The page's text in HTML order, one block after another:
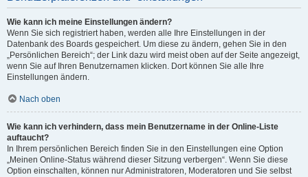
Wie kann ich meine Einstellungen ändern?
Wenn Sie sich registriert haben, werden alle Ihre Einstellungen in der
Datenbank des Boards gespeichert. Um diese zu ändern, gehen Sie in den
„Persönlichen Bereich“; der Link dazu wird meist oben auf der Seite angezeigt,
wenn Sie auf Ihren Benutzernamen klicken. Dort können Sie alle Ihre
Einstellungen ändern.
Nach oben
Wie kann ich verhindern, dass mein Benutzername in der Online-Liste
auftaucht?
In Ihrem persönlichen Bereich finden Sie in den Einstellungen eine Option
„Meinen Online-Status während dieser Sitzung verbergen“. Wenn Sie diese
Option einschalten, können nur Administratoren, Moderatoren und Sie selbst